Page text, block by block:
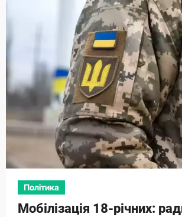
Політика
Мобілізація 18-річних: